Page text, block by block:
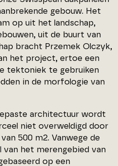
gebouw. Het
op uit het landschap,
uit de buurt van
bracht Przemek Olczyk,
het project, ertoe een
tektoniek te gebruiken
in de morfologie van
architectuur wordt
niet overweldigd door
500 m2. Vanwege de
het merengebied van
op een